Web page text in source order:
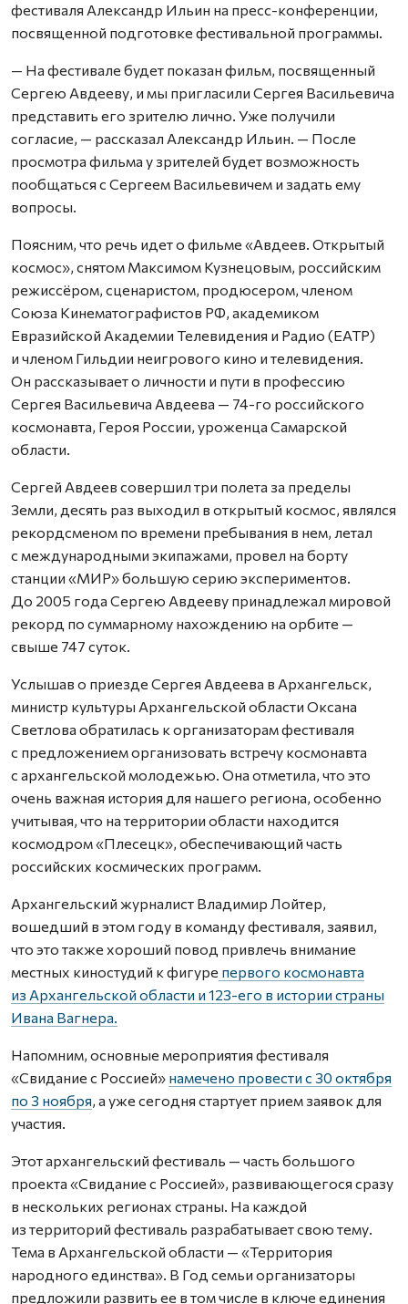
фестиваля Александр Ильин на пресс-конференции,
посвященной подготовке фестивальной программы.
— На фестивале будет показан фильм, посвященный
Сергею Авдееву, и мы пригласили Сергея Васильевича
представить его зрителю лично. Уже получили
согласие, — рассказал Александр Ильин. — После
просмотра фильма у зрителей будет возможность
пообщаться с Сергеем Васильевичем и задать ему
вопросы.
Поясним, что речь идет о фильме «Авдеев. Открытый
космос», снятом Максимом Кузнецовым, российским
режиссёром, сценаристом, продюсером, членом
Союза Кинематографистов РФ, академиком
Евразийской Академии Телевидения и Радио (ЕАТР)
и членом Гильдии неигрового кино и телевидения.
Он рассказывает о личности и пути в профессию
Сергея Васильевича Авдеева — 74-го российского
космонавта, Героя России, уроженца Самарской
области.
Сергей Авдеев совершил три полета за пределы
Земли, десять раз выходил в открытый космос, являлся
рекордсменом по времени пребывания в нем, летал
с международными экипажами, провел на борту
станции «МИР» большую серию экспериментов.
До 2005 года Сергею Авдееву принадлежал мировой
рекорд по суммарному нахождению на орбите —
свыше 747 суток.
Услышав о приезде Сергея Авдеева в Архангельск,
министр культуры Архангельской области Оксана
Светлова обратилась к организаторам фестиваля
с предложением организовать встречу космонавта
с архангельской молодежью. Она отметила, что это
очень важная история для нашего региона, особенно
учитывая, что на территории области находится
космодром «Плесецк», обеспечивающий часть
российских космических программ.
Архангельский журналист Владимир Лойтер,
вошедший в этом году в команду фестиваля, заявил,
что это также хороший повод привлечь внимание
местных киностудий к фигуре первого космонавта
из Архангельской области и 123-его в истории страны
Ивана Вагнера.
Напомним, основные мероприятия фестиваля
«Свидание с Россией» намечено провести с 30 октября
по 3 ноября, а уже сегодня стартует прием заявок для
участия.
Этот архангельский фестиваль — часть большого
проекта «Свидание с Россией», развивающегося сразу
в нескольких регионах страны. На каждой
из территорий фестиваль разрабатывает свою тему.
Тема в Архангельской области — «Территория
народного единства». В Год семьи организаторы
предложили развить ее в том числе в ключе единения